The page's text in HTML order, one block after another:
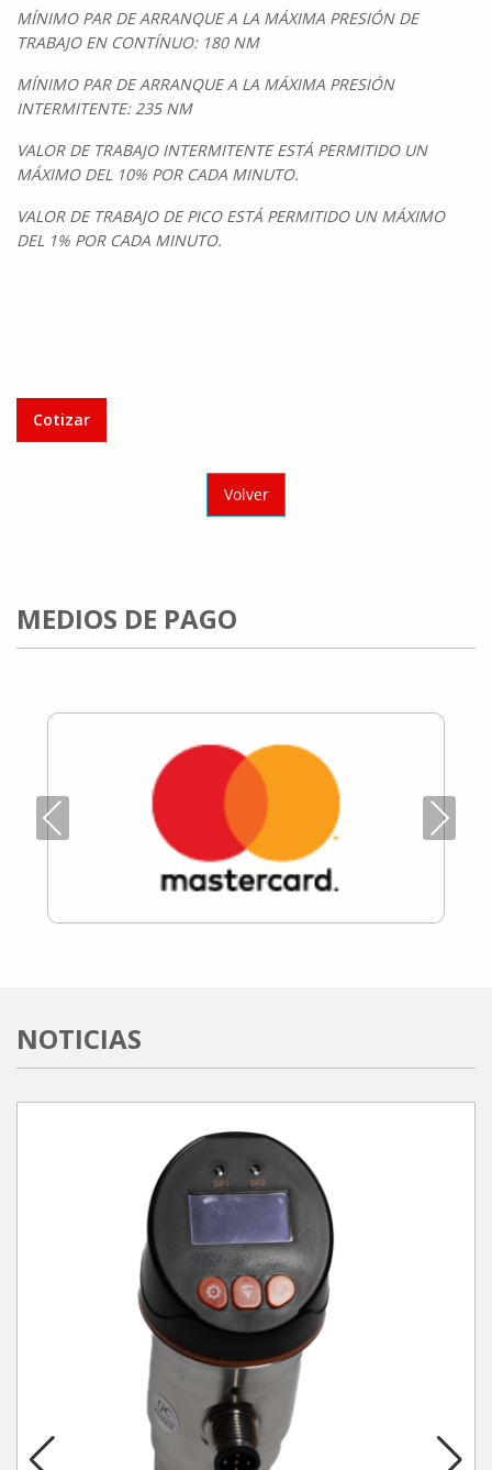
MÍNIMO PAR DE ARRANQUE A LA MÁXIMA PRESIÓN DE
TRABAJO EN CONTÍNUO: 180 NM
MÍNIMO PAR DE ARRANQUE A LA MÁXIMA PRESIÓN
INTERMITENTE: 235 NM
VALOR DE TRABAJO INTERMITENTE ESTÁ PERMITIDO UN
MÁXIMO DEL 10% POR CADA MINUTO.
VALOR DE TRABAJO DE PICO ESTÁ PERMITIDO UN MÁXIMO
DEL 1% POR CADA MINUTO.
Cotizar
Volver
MEDIOS DE PAGO
Previous Next
NOTICIAS